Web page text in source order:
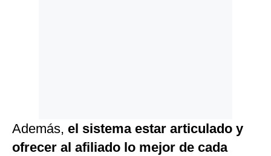
Además, el sistema estar articulado y
ofrecer al afiliado lo mejor de cada